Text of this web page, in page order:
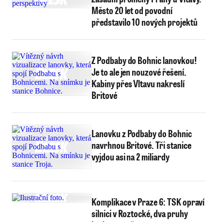
Město 20 let od povodní
představilo 10 nových projektů
Z Podbaby do Bohnic lanovkou!
Je to ale jen nouzové řešení.
Kabiny přes Vltavu nakreslí
Britové
Lanovku z Podbaby do Bohnic
navrhnou Britové. Tři stanice
vyjdou asi na 2 miliardy
Komplikace v Praze 6: TSK opraví
silnici v Roztocké, dva pruhy